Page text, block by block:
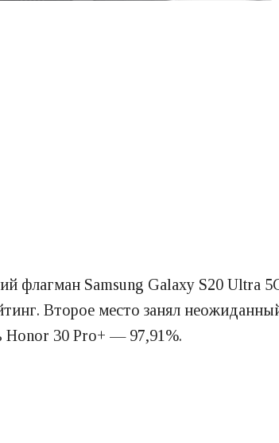
флагман Samsung Galaxy S20 Ultra
Второе место занял
Honor 30 Pro+ — 97,91%.